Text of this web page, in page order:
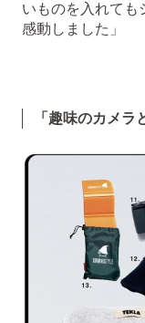
いものを入れても
感動しました」
「趣味のカメラ